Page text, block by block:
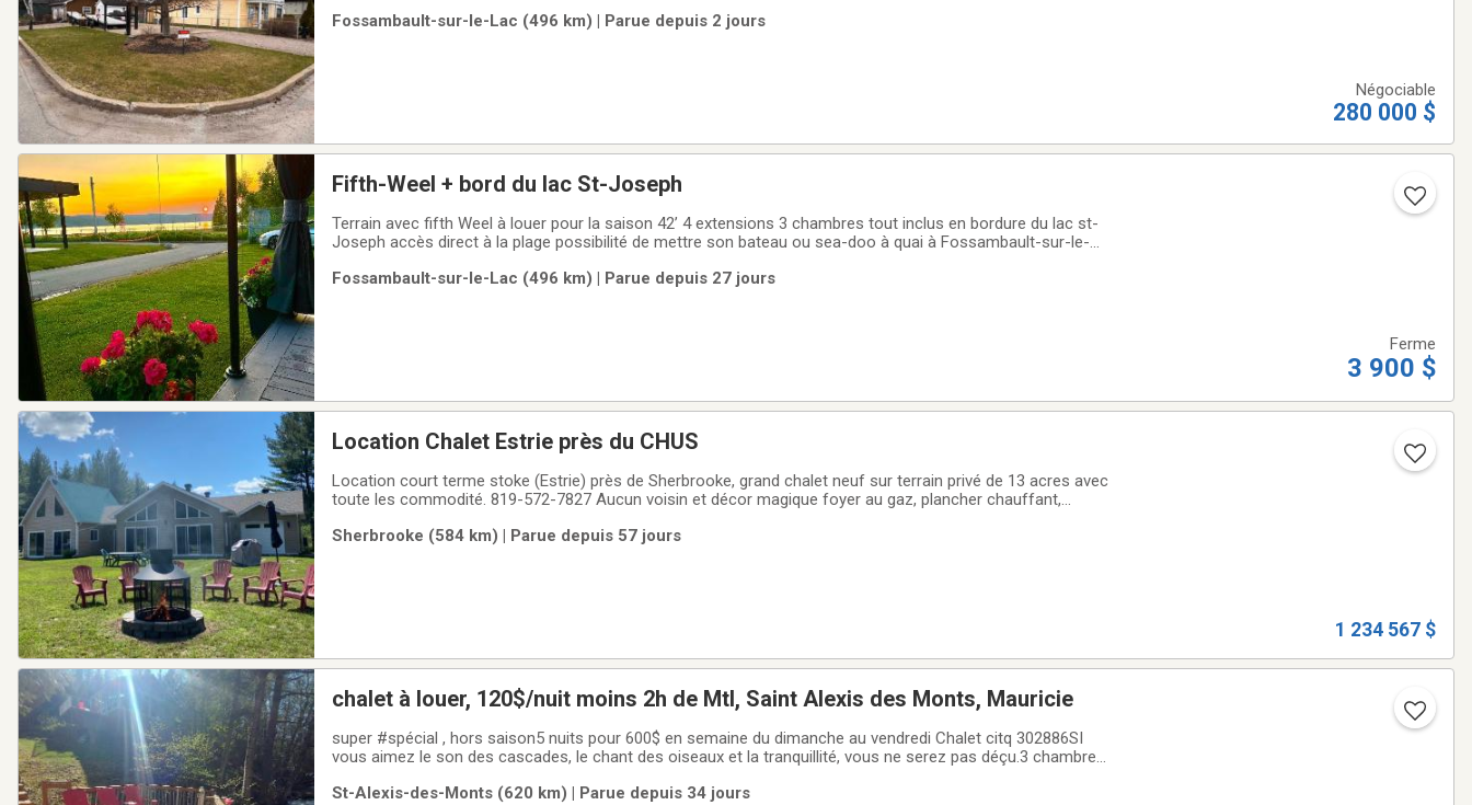
St-Joseph, activités
Fossambault-sur-le-Lac (496 km) | Parue depuis 2 jours
Négociable
280 000 $
Fifth-Weel + bord du lac St-Joseph
Terrain avec fifth Weel à louer pour la saison ￼42’ 4 extensions 3 chambres tout inclus en bordure du lac st-
Joseph accès direct à la plage possibilité de mettre son bateau ou sea-doo à quai à Fossambault-sur-le-
Fossambault-sur-le-Lac (496 km) | Parue depuis 27 jours
Ferme
3 900 $
Location Chalet Estrie près du CHUS
Location court terme stoke (Estrie) près de Sherbrooke, grand chalet neuf sur terrain privé de 13 acres avec
toute les commodité. 819-572-7827 Aucun voisin et décor magique foyer au gaz, plancher chauffant,
terrain de pratique de golf,
Sherbrooke (584 km) | Parue depuis 57 jours
1 234 567 $
chalet à louer, 120$/nuit moins 2h de Mtl, Saint Alexis des Monts, Mauricie
super #spécial , hors saison5 nuits pour 600$ en semaine du dimanche au vendredi Chalet citq 302886SI
vous aimez le son des cascades, le chant des oiseaux et la tranquillité, vous ne serez pas déçu.3 chambres,
#PetFriendly petit frais
St-Alexis-des-Monts (620 km) | Parue depuis 34 jours